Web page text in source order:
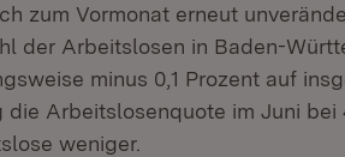
zum Vormonat erneut
der Arbeitslosen in Baden-
minus 0,1 Prozent auf
Arbeitslosenquote im Juni bei
weniger.